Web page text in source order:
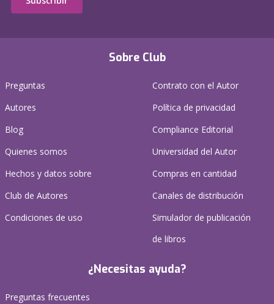
Sobre Club
Preguntas
Autores
Blog
Quienes somos
Hechos y datos sobre
Club de Autores
Condiciones de uso
Contrato con el Autor
Política de privacidad
Compliance Editorial
Universidad del Autor
Compras en cantidad
Canales de distribución
Simulador de publicación
de libros
¿Necesitas ayuda?
Preguntas frecuentes